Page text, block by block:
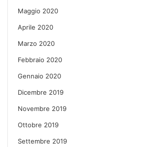
Maggio 2020
Aprile 2020
Marzo 2020
Febbraio 2020
Gennaio 2020
Dicembre 2019
Novembre 2019
Ottobre 2019
Settembre 2019